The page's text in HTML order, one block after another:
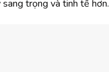
trọng và tinh tế hơn.